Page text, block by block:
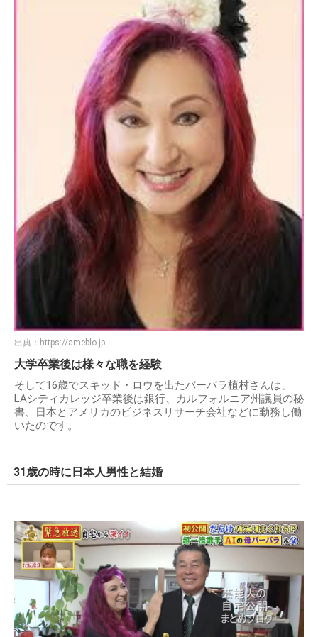
出典： https://ameblo.jp
大学卒業後は様々な職を経験
そして16歳でスキッド・ロウを出たバーバラ植村さんは、
LAシティカレッジ卒業後は銀行、カルフォルニア州議員の秘
書、日本とアメリカのビジネスリサーチ会社などに勤務し働
いたのです。
31歳の時に日本人男性と結婚